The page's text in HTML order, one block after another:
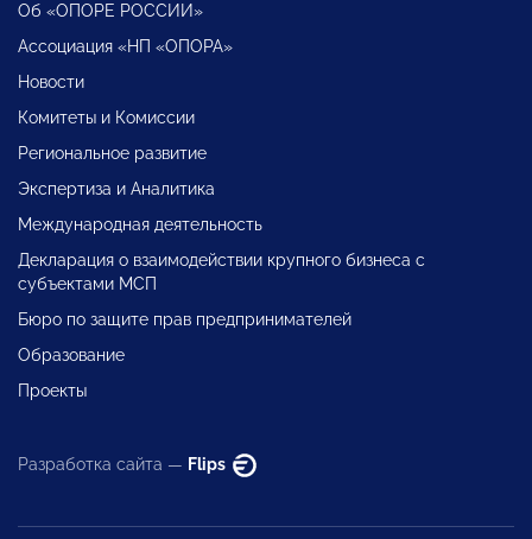
Об «ОПОРЕ РОССИИ»
Ассоциация «НП «ОПОРА»
Новости
Комитеты и Комиссии
Региональное развитие
Экспертиза и Аналитика
Международная деятельность
Декларация о взаимодействии крупного бизнеса с
субъектами МСП
Бюро по защите прав предпринимателей
Образование
Проекты
Разработка сайта — Flips